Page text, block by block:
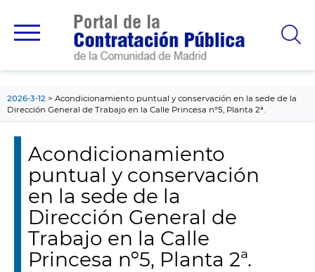
principal
2026-3-12
Acondicionamiento puntual y conservación en la sede de la
Dirección General de Trabajo en la Calle Princesa nº5, Planta 2ª.
Acondicionamiento
puntual y conservación
en la sede de la
Dirección General de
Trabajo en la Calle
Princesa nº5, Planta 2ª.